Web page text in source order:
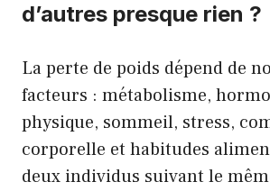
d’autres presque rien ?
La perte de poids dépend de
facteurs : métabolisme,
physique, sommeil, stress,
corporelle et habitudes
deux individus suivant le